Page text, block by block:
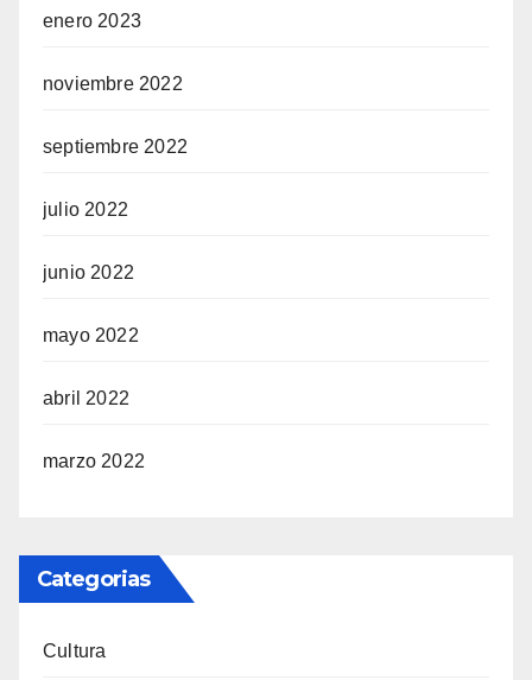
enero 2023
noviembre 2022
septiembre 2022
julio 2022
junio 2022
mayo 2022
abril 2022
marzo 2022
Categorias
Cultura